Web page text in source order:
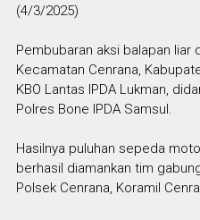
(4/3/2025)
Pembubaran aksi balapan liar
Kecamatan Cenrana,
KBO Lantas IPDA Lukman,
Polres Bone IPDA Samsul.
Hasilnya puluhan sepeda
berhasil diamankan tim
Polsek Cenrana, Koramil